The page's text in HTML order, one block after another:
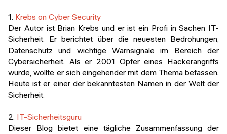
Python Einführungskurs
Python & Ops Einführungskurs
1. Krebs on Cyber Security
Der Autor ist Brian Krebs und er ist ein Profi in Sachen IT-
Sicherheit. Er berichtet über die neuesten Bedrohungen,
Datenschutz und wichtige Warnsignale im Bereich der
Cybersicherheit. Als er 2001 Opfer eines Hackerangriffs
wurde, wollte er sich eingehender mit dem Thema befassen.
Heute ist er einer der bekanntesten Namen in der Welt der
Sicherheit.
2. IT-Sicherheitsguru
Dieser Blog bietet eine tägliche Zusammenfassung der